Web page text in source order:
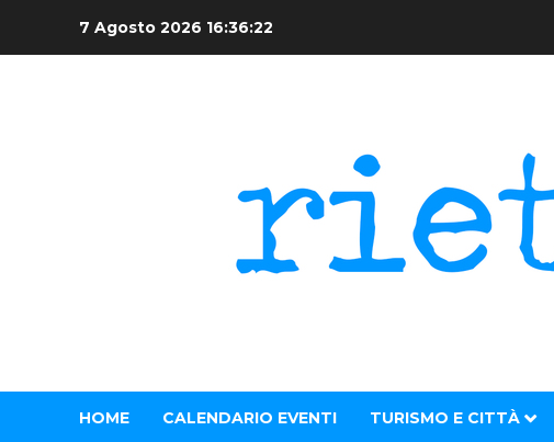
7 Agosto 2026 16:36:23
HOME CALENDARIO EVENTI TURISMO E CITTÀ